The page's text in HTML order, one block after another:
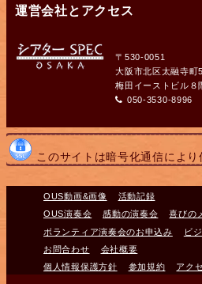
運営会社とアクセス
〒530-0051
大阪市北区太融寺町
梅田イーストビル８
050-3530-8996
このサイトは暗号化通信によ
OUS動画&画像
活動記録
OUS演奏会
感動の演奏会
喜びの
ボランティア演奏会のお申込み
ビ
お問合わせ
会社概要
個人情報保護方針
参加規約 アク